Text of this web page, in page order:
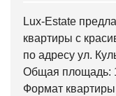
Lux-Estate
квартиры с
по адресу ул.
Общая площадь:
Формат